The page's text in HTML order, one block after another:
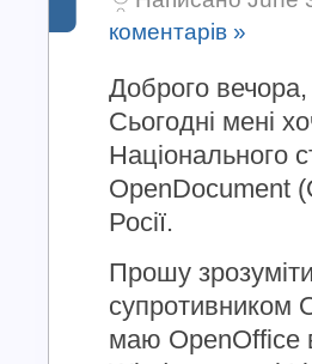
коментарів »
Доброго вечора,
Сьогодні мені
Національного
OpenDocument
Росії.
Прошу
супротивником
маю OpenOffice